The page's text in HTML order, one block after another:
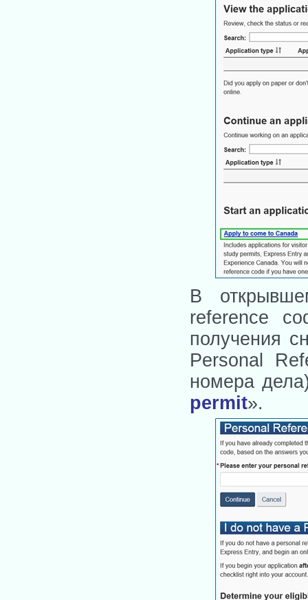
В
reference
получения
Personal
номера
permit».